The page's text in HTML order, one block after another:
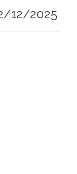
12/2025